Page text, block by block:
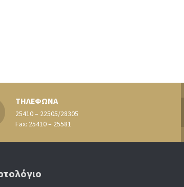
ΤΗΛΕΦΩΝΑ
25410 – 22505/28305
Fax: 25410 – 25581